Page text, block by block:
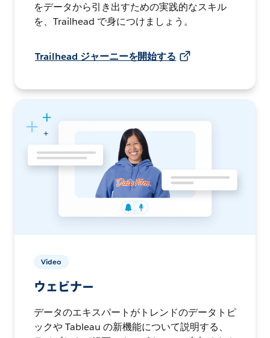
をデータから引き出すための実践的なスキル
を、Trailhead で身につけましょう。
Trailhead ジャーニーを開始する
Video
ウェビナー
データのエキスパートがトレンドのデータトピ
ックや Tableau の新機能について説明する、